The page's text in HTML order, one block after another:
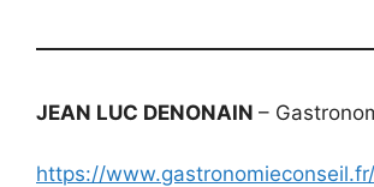
JEAN LUC DENONAIN –
https://www.gastronomieconseil.fr/